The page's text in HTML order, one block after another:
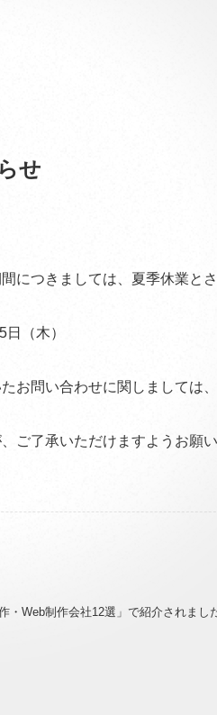
せ
につきましては、夏季休業と
（木）
たお問い合わせに関しましては
ご了承いただけますようお願い
・Web制作会社12選」で紹介されまし